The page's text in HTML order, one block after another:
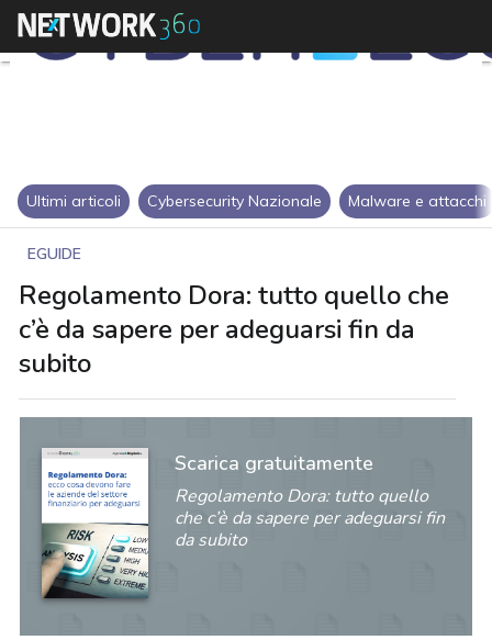
Ultimi articoli Cybersecurity Nazionale Malware e attacchi
EGUIDE
Regolamento Dora: tutto quello che
c’è da sapere per adeguarsi fin da
subito
Scarica gratuitamente
Regolamento Dora: tutto quello
che c’è da sapere per adeguarsi fin
da subito